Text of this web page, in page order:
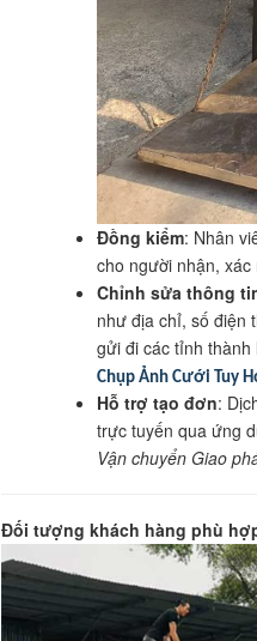
Đồng kiểm: Nhân
cho người nhận,
Chỉnh sửa thông
như địa chỉ, số điện
gửi đi các tỉnh thành
Chụp Ảnh Cưới Tuy
Hỗ trợ tạo đơn:
trực tuyến qua ứng
Vận chuyển Giao
Đối tượng khách hàng phù